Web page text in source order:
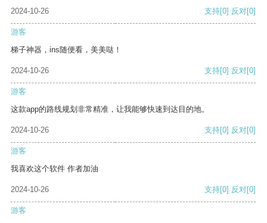
2024-10-26 支持[0] 反对[0]
游客
梯子神器，ins随便看，美美哒！
2024-10-26 支持[0] 反对[0]
游客
这款app的路线规划非常精准，让我能够快速到达目的地。
2024-10-26 支持[0] 反对[0]
游客
我喜欢这个软件 作者加油
2024-10-26 支持[0] 反对[0]
游客